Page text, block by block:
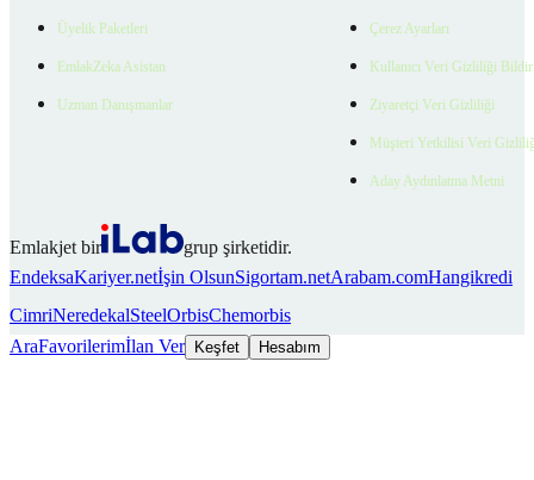
Üyelik Paketleri
EmlakZeka Asistan
Uzman Danışmanlar
Çerez Ayarları
Kullanıcı Veri Gizliliği
Ziyaretçi Veri Gizliliği
Müşteri Yetkilisi Veri
Aday Aydınlatma Metni
Emlakjet bir
grup şirketidir.
EndeksaKariyer.netİşin OlsunSigortam.netArabam.comHangikredi
CimriNeredekalSteelOrbisChemorbis
AraFavorilerimİlan Ver Keşfet Hesabım